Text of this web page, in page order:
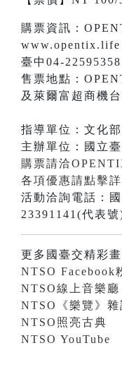
購票資訊：
www.opentix.life
臺中04-22595358
售票地點：
及萊爾富超商機台
指導單位：文化部
主辦單位：國立
購票請洽
各項優惠請點擊
活動洽詢電話：
23391141(代表號
更多國臺交精彩
NTSO Facebook
NTSO線上音樂廳
NTSO《樂覽》雜
NTSO照亮古典
NTSO YouTube